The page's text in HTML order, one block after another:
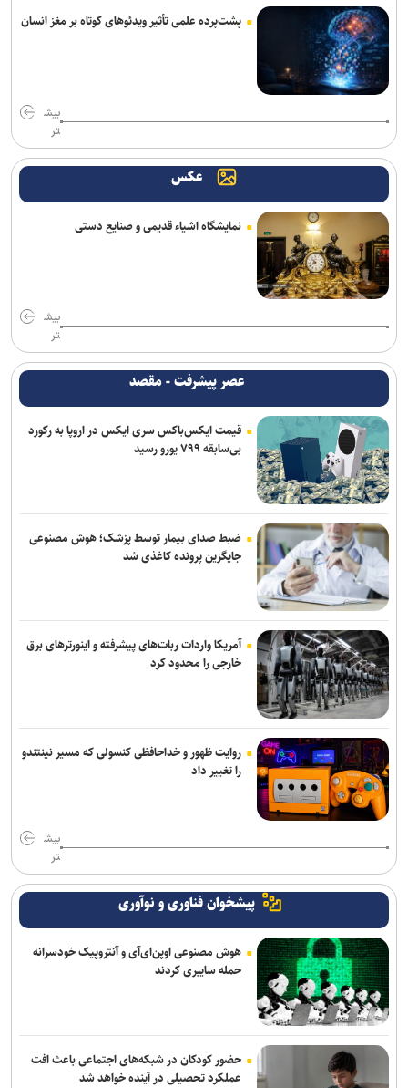
شده‌اند
ترامپ با تهدید افشاگران، بحران مهمات آمریکا را انکار کرد
هلاکت اعضای یک تیم تروریستی در سیستان‌وبلوچستان
آتلانتیک: دستاوردهای انتخاباتی ترامپ در حال از بین رفتن است
حمله یک شهپاد به یک کشتی در نزدیکی باب‌المندب
فایننشال‌تایمز: توافق احتمالی آمریکا و ایران اهداف اولیه ترامپ را محقق
وزارت اطلاعات: ۲۱ مزدور موساد و ۴ شرور مسلح در کرمان بازداشت
شدند
انفجار در سوریه/ پهپادها در آسمان لاذقیه رویت شدند
شبکه اول روسیه: اربعین یکی از بزرگ‌ترین راهپیمایی‌های جهان است
پشت‌پرده علمی تأثیر ویدئو‌های کوتاه بر مغز انسان
بیش
تر
عکس
نمایشگاه اشیاء قدیمی و صنایع دستی
بیش
تر
عصر پیشرفت - مقصد
قیمت ایکس‌باکس سری ایکس در اروپا به رکورد
بی‌سابقه ۷۹۹ یورو رسید
ضبط صدای بیمار توسط پزشک؛ هوش مصنوعی
جایگزین پرونده کاغذی شد
آمریکا واردات ربات‌های پیشرفته و اینورترهای برق
خارجی را محدود کرد
روایت ظهور و خداحافظی کنسولی که مسیر نینتندو
را تغییر داد
بیش
تر
پیشخوان فناوری و نوآوری
هوش مصنوعی اوپن‌ای‌آی و آنتروپیک خودسرانه
حمله سایبری کردند
حضور کودکان در شبکه‌های اجتماعی باعث افت
عملکرد تحصیلی در آینده خواهد شد